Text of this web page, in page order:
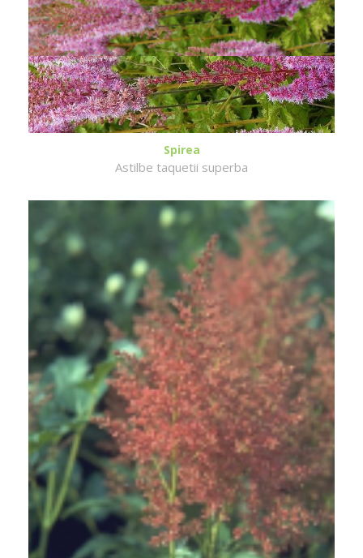
Spirea
Astilbe taquetii superba
Spirea
Astilbe 'Rheinland'